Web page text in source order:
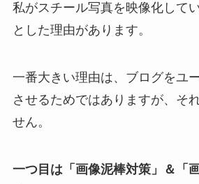
私がスチール写真を映像化して
とした理由があります。
一番大きい理由は、ブログをユ
させるためではありますが、そ
せん。
一つ目は「画像泥棒対策」＆「